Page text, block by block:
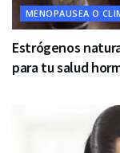
MENOPAUSEA O
Estrógenos
para tu salud